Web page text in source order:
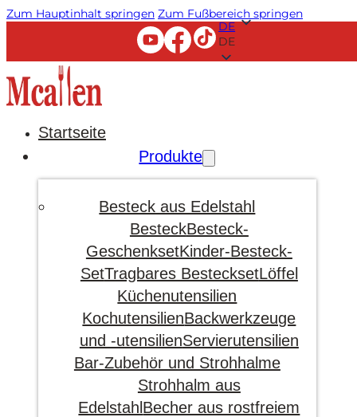
Zum Hauptinhalt springen Zum Fußbereich springen
DE
DE
Startseite
Produkte
Besteck aus Edelstahl
BesteckBesteck-
GeschenksetKinder-Besteck-
SetTragbares BestecksetLöffel
Küchenutensilien
KochutensilienBackwerkzeuge
und -utensilienServierutensilien
Bar-Zubehör und Strohhalme
Strohhalm aus
Edelstahl Becher aus rostfreiem